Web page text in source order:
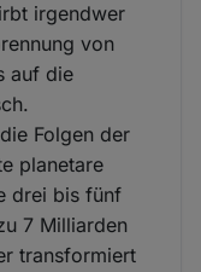
irgendwer
von
auf die
Folgen der
planetare
drei bis fünf
7 Milliarden
transformiert